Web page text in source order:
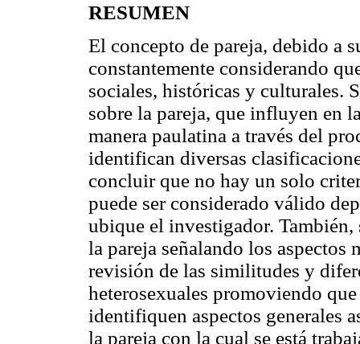
RESUMEN
El concepto de pareja, debido a
constantemente considerando
sociales, históricas y culturales.
sobre la pareja, que influyen en
manera paulatina a través del
identifican diversas
concluir que no hay un solo
puede ser considerado válido
ubique el investigador. También,
la pareja señalando los
revisión de las similitudes y
heterosexuales promoviendo
identifiquen aspectos generales
la pareja con la cual se está